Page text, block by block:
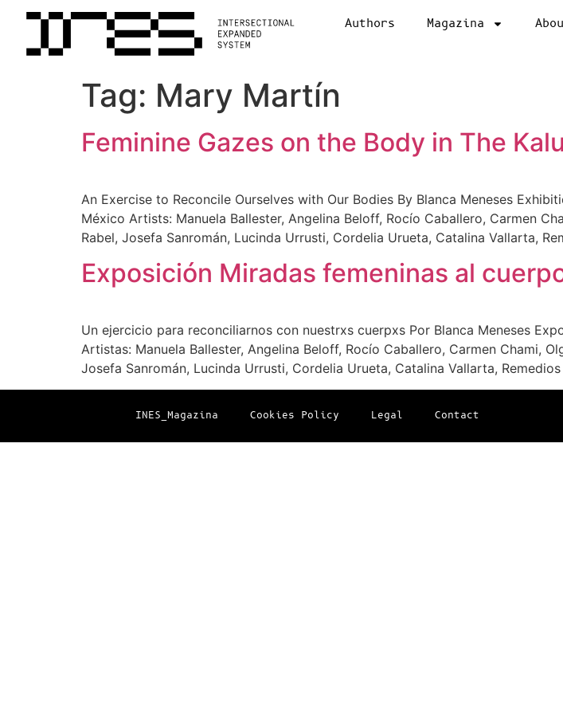
Authors Magazina
Tag: Mary Martín
Feminine Gazes on the Body in The
An Exercise to Reconcile Ourselves with Our Bodies By Blanca Meneses
México Artists: Manuela Ballester, Angelina Beloff, Rocío Caballero, Carmen
Rabel, Josefa Sanromán, Lucinda Urrusti, Cordelia Urueta, Catalina Vallarta,
Exposición Miradas femeninas al
Un ejercicio para reconciliarnos con nuestrxs cuerpxs Por Blanca Meneses
Artistas: Manuela Ballester, Angelina Beloff, Rocío Caballero, Carmen Chami,
Josefa Sanromán, Lucinda Urrusti, Cordelia Urueta, Catalina Vallarta,
INES_Magazina Cookies Policy Legal Contact